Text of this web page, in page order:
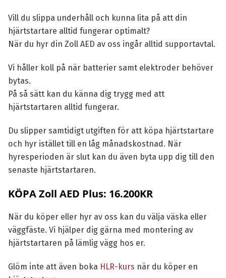
Vill du slippa underhåll och kunna lita på att din
hjärtstartare alltid fungerar optimalt?
När du hyr din Zoll AED av oss ingår alltid supportavtal.
Vi håller koll på när batterier samt elektroder behöver
bytas.
På så sätt kan du känna dig trygg med att
hjärtstartaren alltid fungerar.
Du slipper samtidigt utgiften för att köpa hjärtstartare
och hyr istället till en låg månadskostnad. När
hyresperioden är slut kan du även byta upp dig till den
senaste hjärtstartaren.
KÖPA Zoll AED Plus: 16.200KR
När du köper eller hyr av oss kan du välja väska eller
väggfäste. Vi hjälper dig gärna med montering av
hjärtstartaren på lämlig vägg hos er.
Glöm inte att även boka HLR-kurs när du köper en